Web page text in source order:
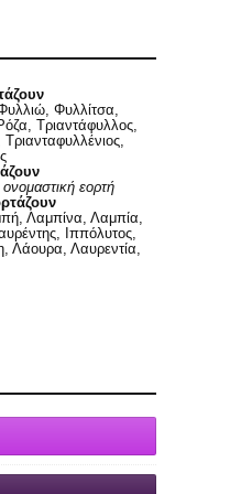
Φυλλίτσα,
Τριαντάφυλλος,
εορτή
Λαμπίνα, Λαμπία,
Ιππόλυτος,
Λάουρα, Λαυρεντία,